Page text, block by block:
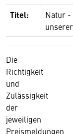
Titel:
Natur -
Die
Richtigkeit
und
Zulässigkeit
der
jeweiligen
Preismeldungen